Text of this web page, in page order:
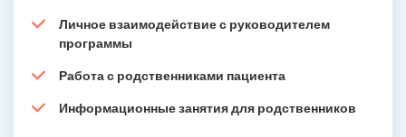
Личное взаимодействие с руководителем
программы
Работа с родственниками пациента
Информационные занятия для родственников